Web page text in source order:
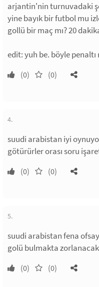
arjantin'nin turnuvadaki
yine bayık bir futbol mu
gollü bir maç mı? 20
edit: yuh be. böyle
(0) (0)
4.
suudi arabistan iyi
götürürler orası soru
(0) (0)
5.
suudi arabistan fena
golü bulmakta
(0) (0)